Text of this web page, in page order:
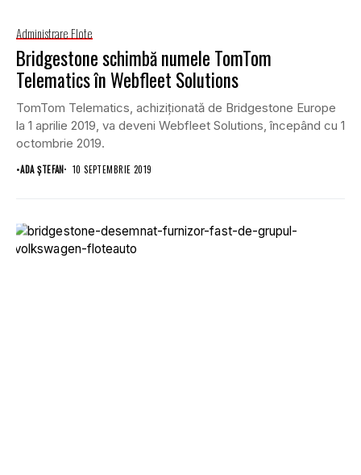
Administrare Flote
Bridgestone schimbă numele TomTom
Telematics în Webfleet Solutions
TomTom Telematics, achiziţionată de Bridgestone Europe
la 1 aprilie 2019, va deveni Webfleet Solutions, începând cu 1
octombrie 2019.
•ADA ȘTEFAN 10 SEPTEMBRIE 2019